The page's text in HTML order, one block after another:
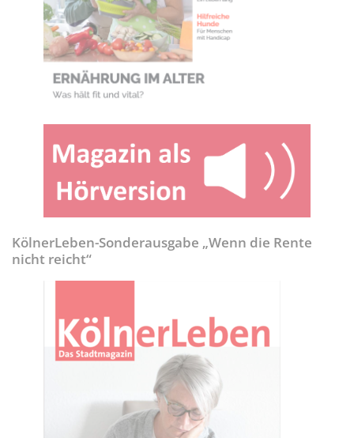
KölnerLeben-Sonderausgabe „Wenn die Rente
nicht reicht“